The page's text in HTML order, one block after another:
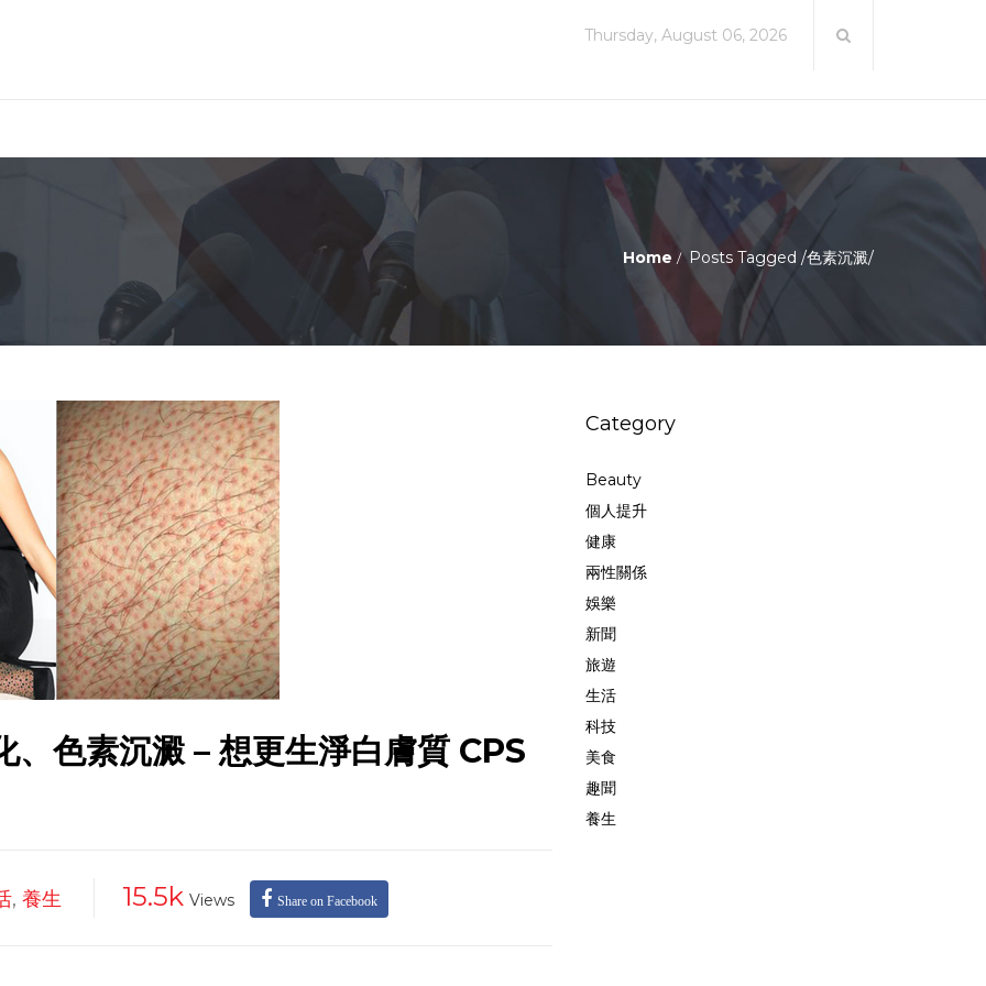
Thursday, August 06, 2026
Home Posts Tagged /色素沉澱/
、色素沉澱 – 想更生淨白膚質 CPS
, 養生 15.5k Views Share on Facebook
Category
Beauty
個人提升
健康
兩性關係
娛樂
新聞
旅遊
生活
科技
美食
趣聞
養生